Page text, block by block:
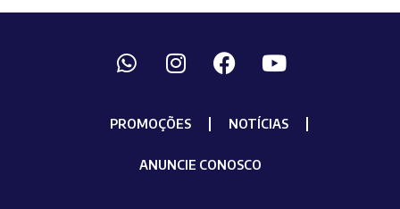
PROMOÇÕES NOTÍCIAS
ANUNCIE CONOSCO